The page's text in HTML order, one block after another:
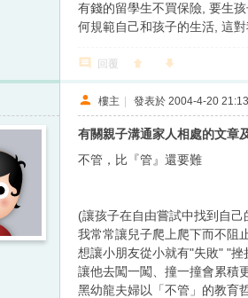
有錢的留學生不買保險, 要生
何規範自己和孩子的生活, 這
回覆
樓主 | 發表於 2004-4-20
有關親子溝通家人相處的文章
不管，比『管』還要難
(讓孩子在自由嘗試中找到自己
我常常讓兒子爬上爬下而不阻
想讓小朋友從小就有"失敗" "
讓他去闖一闖、撞一撞會累積
黑幼龍夫婦以「不管」的教育